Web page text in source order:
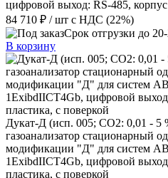
цифровой выход: RS-485,
84 710 ₽ / шт с НДС (22%)
Срок отгрузки до
В корзину
Дукат-Д (исп. 005; СО2: 0,01 - 5
газоанализатор стационарный
модификации "Д" для систем
1ExibdIICT4Gb, цифровой
пластика, с поверкой